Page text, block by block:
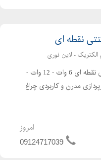
نقطه ای
الکتریک - لاین نوری
چراغ مگنتی نقطه ای 6 وات - 12 وات -
مدرن و کاربردی چراغ
ساده، شیک و مصرف بهینه
امروز
09124717039